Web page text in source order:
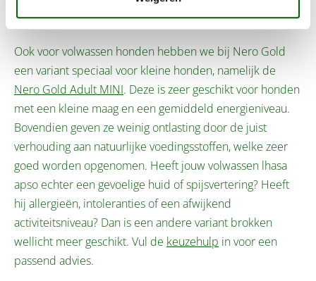
volwassen lhasa apso?
Ook voor volwassen honden hebben we bij Nero Gold
een variant speciaal voor kleine honden, namelijk de
Nero Gold Adult MINI. Deze is zeer geschikt voor honden
met een kleine maag en een gemiddeld energieniveau.
Bovendien geven ze weinig ontlasting door de juist
verhouding aan natuurlijke voedingsstoffen, welke zeer
goed worden opgenomen. Heeft jouw volwassen lhasa
apso echter een gevoelige huid of spijsvertering? Heeft
hij allergieën, intoleranties of een afwijkend
activiteitsniveau? Dan is een andere variant brokken
wellicht meer geschikt. Vul de keuzehulp in voor een
passend advies.